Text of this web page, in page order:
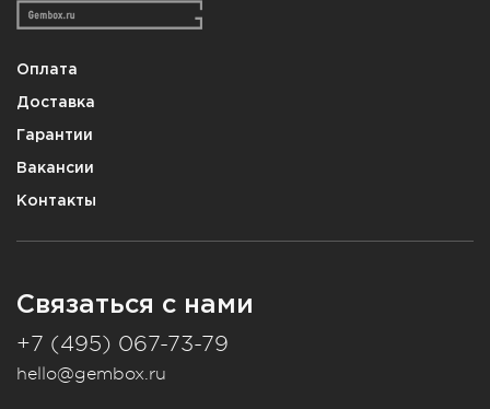
Оплата
Доставка
Гарантии
Вакансии
Контакты
Связаться с нами
+7 (495) 067-73-79
hello@gembox.ru